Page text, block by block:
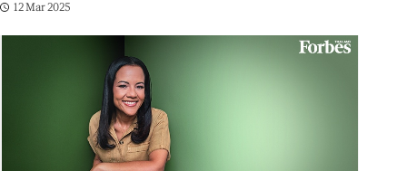
12 Mar 2025